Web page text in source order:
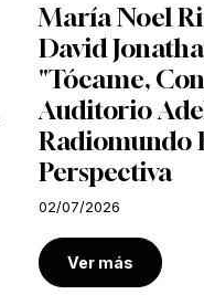
María Noel
David
"Tócame,
Auditorio
Radiomundo
Perspectiva
02/07/2026
Ver más